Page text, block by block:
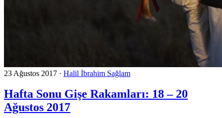
23 Ağustos 2017 · Halil İbrahim Sağlam
Hafta Sonu Gişe Rakamları: 18 – 20
Ağustos 2017